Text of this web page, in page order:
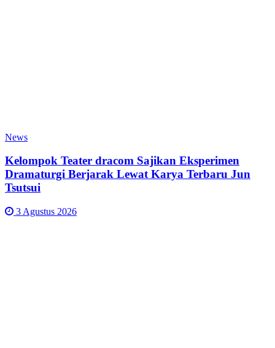
News
Kelompok Teater dracom Sajikan Eksperimen
Dramaturgi Berjarak Lewat Karya Terbaru Jun
Tsutsui
3 Agustus 2026